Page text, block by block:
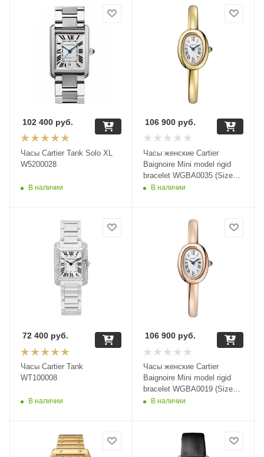
Часы Cartier Tank Solo XL
W5200028
В наличии
102 400 руб.
Часы женские Cartier
Baignoire Mini model rigid
bracelet WGBA0035 (Size
17)В наличии
106 900руб.
Часы Cartier Tank
WT100008
В наличии
72 400 руб.
Часы женские Cartier
Baignoire Mini model rigid
bracelet WGBA0019 (Size
15)В наличии
106 900руб.